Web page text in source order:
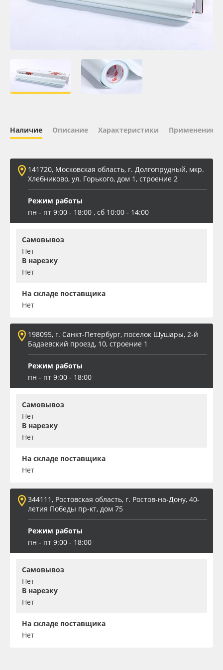
Плёнка монтажная Oratape
ПЭТ листовой
Баннер
Заготовки для сувениров
Наличие Описание Характеристики Применение
141720, Московская область, г. Долгопрудный, мкр.
Хлебниково, ул. Горького, дом 1, строение 2
Режим работы
пн - пт 9:00 - 18:00 , сб 10:00 - 14:00
Самовывоз
Нет
В нарезку
Нет
На складе поставщика
Нет
198095, г. Санкт-Петербург, поселок Шушары, 2-й
Бадаевский проезд, 10, строение 1
Режим работы
пн - пт 9:00 - 18:00
Самовывоз
Нет
В нарезку
Нет
На складе поставщика
Нет
344111, Ростовская область, г. Ростов-на-Дону, 40-
летия Победы пр-кт, дом 75
Режим работы
пн - пт 9:00 - 18:00
Самовывоз
Нет
В нарезку
Нет
На складе поставщика
Нет